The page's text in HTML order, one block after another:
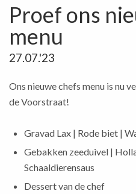
Proef ons
menu
27.07.'23
Ons nieuwe chefs menu is nu
de Voorstraat!
Gravad Lax | Rode biet |
Gebakken zeeduivel |
Schaaldierensaus
Dessert van de chef